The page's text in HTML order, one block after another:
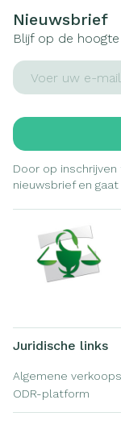
Nieuwsbrief
Blijf op de
E-mail adres
Door op
nieuwsbrief en
Juridische links
Algemene
ODR-platform